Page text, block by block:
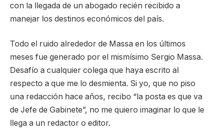
con la llegada de un abogado recién recibido a
manejar los destinos económicos del país.
Todo el ruido alrededor de Massa en los últimos
meses fue generado por el mismísimo Sergio Massa.
Desafío a cualquier colega que haya escrito al
respecto a que me lo desmienta. Si yo, que no piso
una redacción hace años, recibo “la posta es que va
de Jefe de Gabinete”, no me quiero imaginar lo que le
llega a un redactor o editor.